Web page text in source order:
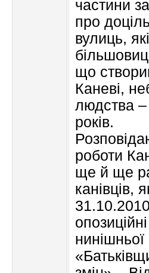
частини
про
вулиць,
що
Каневі,
людства
років.
роботи
ще й ще
канівців,